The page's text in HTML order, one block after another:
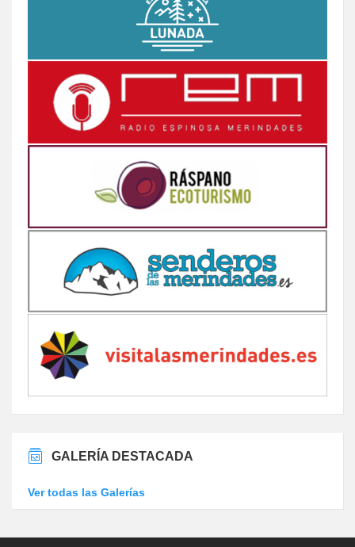
GALERÍA DESTACADA
Ver todas las Galerías